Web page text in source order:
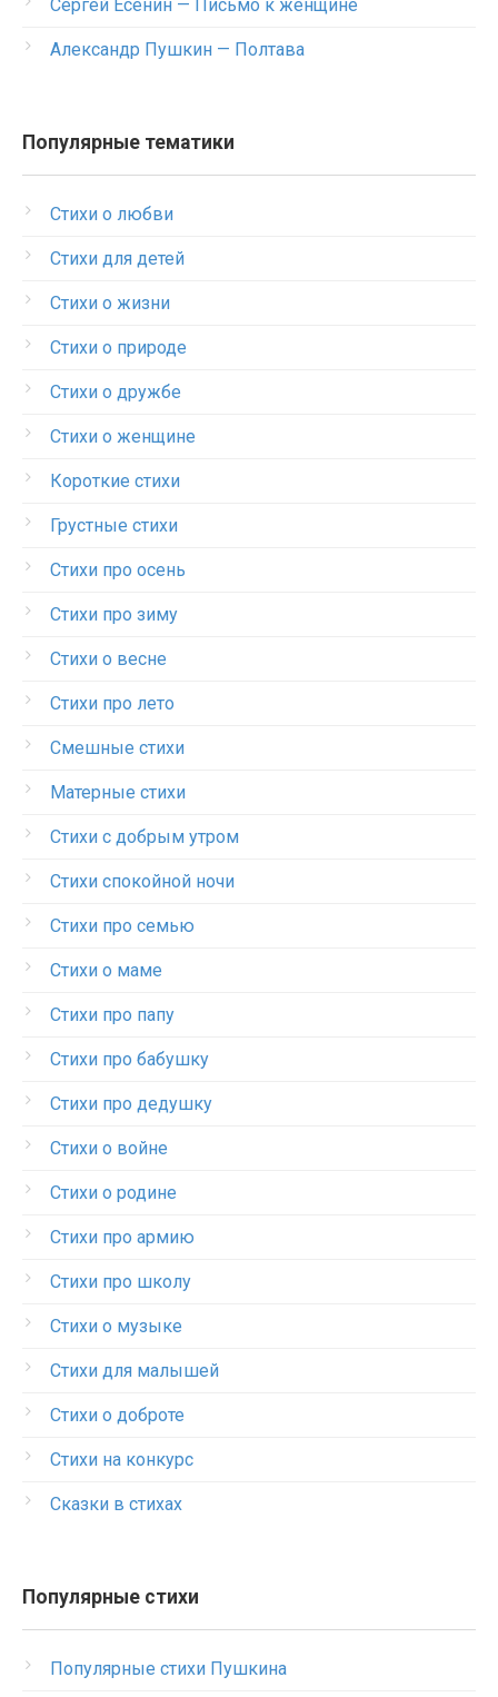
Сергей Есенин — Письмо к женщине
Александр Пушкин — Полтава
Популярные тематики
Стихи о любви
Стихи для детей
Стихи о жизни
Стихи о природе
Стихи о дружбе
Стихи о женщине
Короткие стихи
Грустные стихи
Стихи про осень
Стихи про зиму
Стихи о весне
Стихи про лето
Смешные стихи
Матерные стихи
Стихи с добрым утром
Стихи спокойной ночи
Стихи про семью
Стихи о маме
Стихи про папу
Стихи про бабушку
Стихи про дедушку
Стихи о войне
Стихи о родине
Стихи про армию
Стихи про школу
Стихи о музыке
Стихи для малышей
Стихи о доброте
Стихи на конкурс
Сказки в стихах
Популярные стихи
Популярные стихи Пушкина